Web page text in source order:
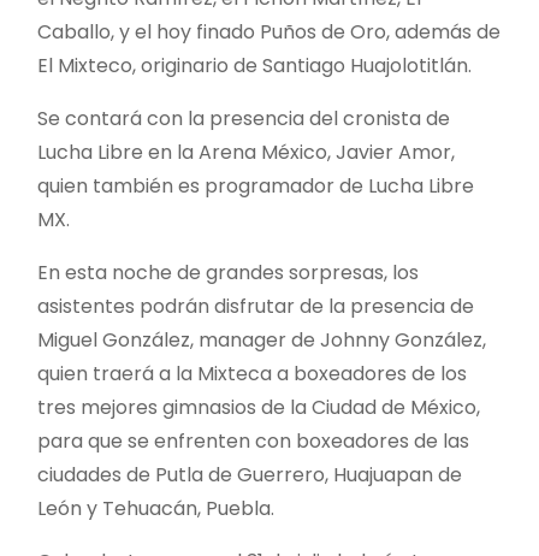
Caballo, y el hoy finado Puños de Oro, además de
El Mixteco, originario de Santiago Huajolotitlán.
Se contará con la presencia del cronista de
Lucha Libre en la Arena México, Javier Amor,
quien también es programador de Lucha Libre
MX.
En esta noche de grandes sorpresas, los
asistentes podrán disfrutar de la presencia de
Miguel González, manager de Johnny González,
quien traerá a la Mixteca a boxeadores de los
tres mejores gimnasios de la Ciudad de México,
para que se enfrenten con boxeadores de las
ciudades de Putla de Guerrero, Huajuapan de
León y Tehuacán, Puebla.